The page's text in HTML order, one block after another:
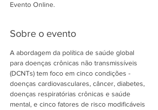
Evento Online.
Sobre o evento
A abordagem da política de saúde global
para doenças crônicas não transmissíveis
(DCNTs) tem foco em cinco condições -
doenças cardiovasculares, câncer, diabetes,
doenças respiratórias crônicas e saúde
mental, e cinco fatores de risco modificáveis ​​